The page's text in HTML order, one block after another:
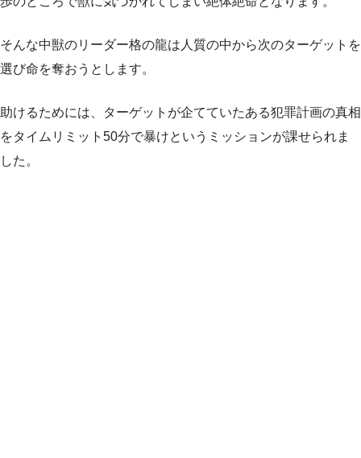
そんな中獣のリーダー格の龍は人質の中から次のターゲットを
選び命を奪おうとします。
助けるためには、ターゲットが企てていたある犯罪計画の真相
をタイムリミット50分で暴けというミッションが課せられま
した。